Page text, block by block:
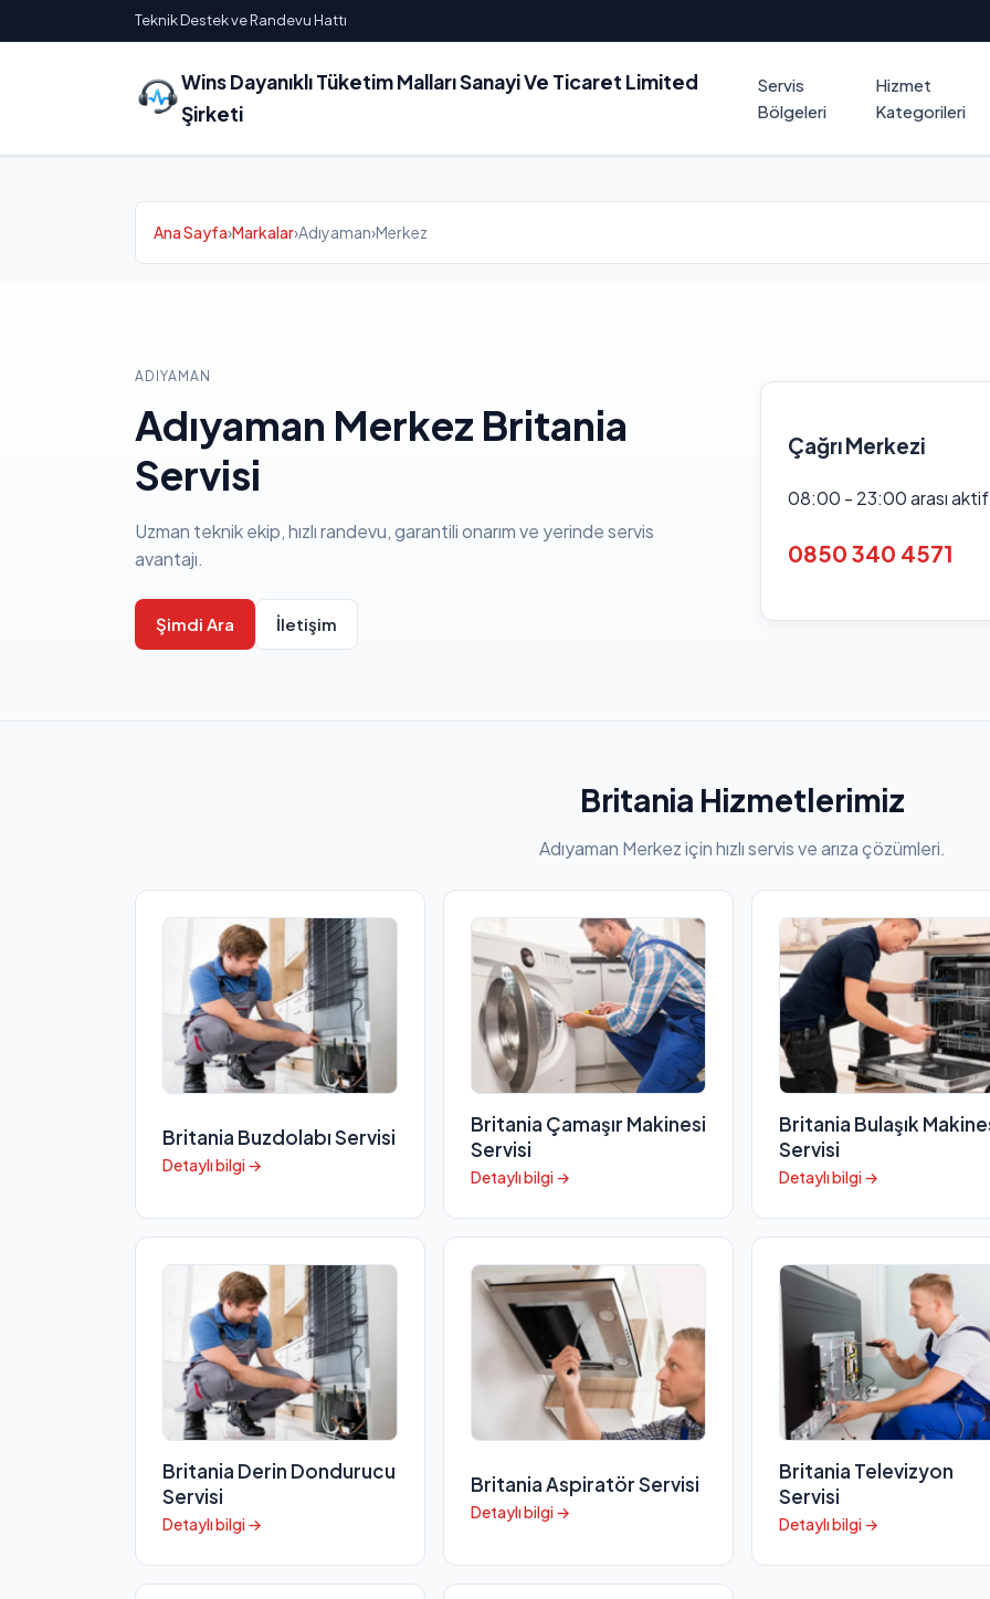
Teknik Destek ve Randevu Hattı
Wins Dayanıklı Tüketim Malları Sanayi Ve Ticaret Limited
Şirketi
Servis
Bölgeleri
Hizmet
Kategorileri
Ana Sayfa›Markalar›Adıyaman›Merkez
ADIYAMAN
Adıyaman Merkez Britania
Servisi
Uzman teknik ekip, hızlı randevu, garantili onarım ve yerinde servis
avantajı.
Şimdi Ara İletişim
Çağrı Merkezi
08:00 - 23:00 arası
0850 340 4571
Britania Hizmetlerimiz
Adıyaman Merkez için hızlı servis ve arıza çözümleri.
Britania Buzdolabı Servisi
Detaylı bilgi →
Britania Çamaşır Makinesi
Servisi
Detaylı bilgi →
Britania Bulaşık
Servisi
Detaylı bilgi →
Britania Derin Dondurucu
Servisi
Detaylı bilgi →
Britania Aspiratör Servisi
Detaylı bilgi →
Britania Televizyon
Servisi
Detaylı bilgi →